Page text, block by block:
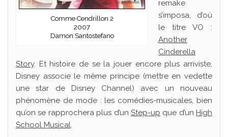
Comme Cendrillon 2
2007
Damon Santostefano
remake
s’imposa, d’où
le titre VO :
Another
Cinderella
Story. Et histoire de se la jouer encore plus arriviste,
Disney associe le même principe (mettre en vedette
une star de Disney Channel) avec un nouveau
phénomène de mode : les comédies-musicales, bien
qu’on se rapprochera plus d’un Step-up que d’un High
School Musical.